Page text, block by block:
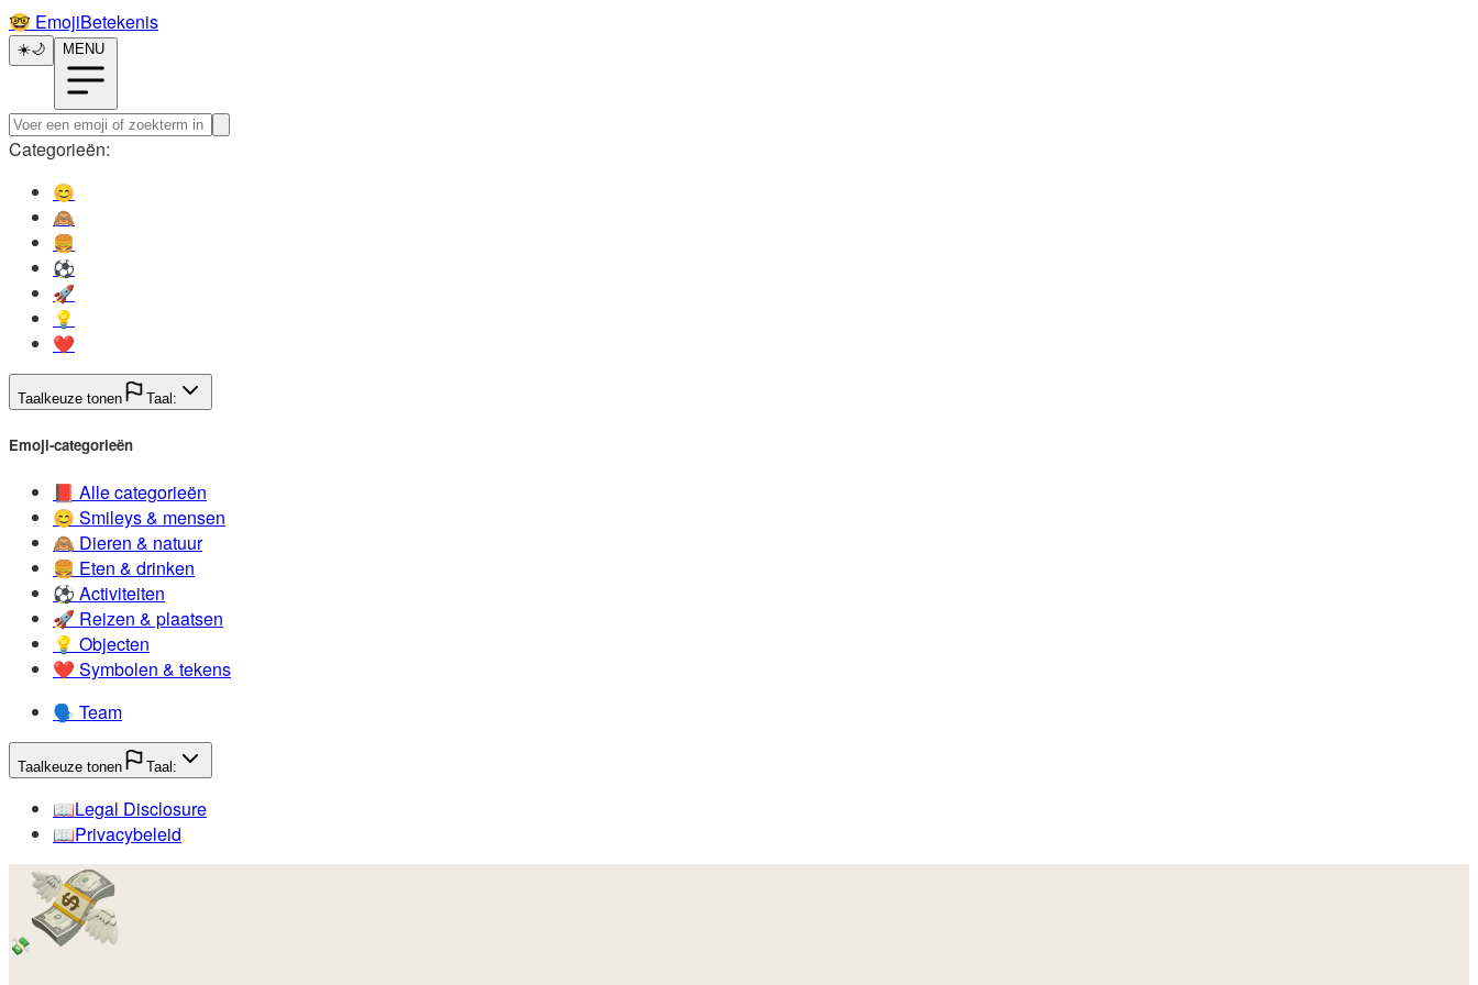
🤓️ EmojiBetekenis
☀️🌙 MENU
Categorieën:
😊️
🙈️
🍔️
⚽️
🚀️
💡️
❤️
Taalkeuze tonen Taal:
Emoji-categorieën
📕️ Alle categorieën
😊️ Smileys & mensen
🙈️ Dieren & natuur
🍔️ Eten & drinken
⚽️ Activiteiten
🚀️ Reizen & plaatsen
💡️ Objecten
❤️ Symbolen & tekens
🗣️ Team
Taalkeuze tonen Taal:
📖️Legal Disclosure
📖️Privacybeleid
💸